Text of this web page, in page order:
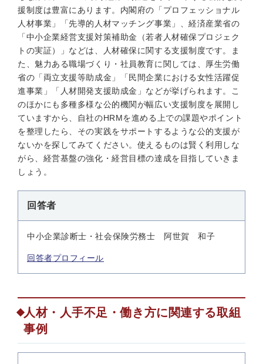
援制度は豊富にあります。内閣府の「プロフェッショナル
人材事業」「先導的人材マッチング事業」、経済産業省の
「中小企業経営支援対策補助金（若者人材確保プロジェク
トの実証）」などは、人材確保に関する支援制度です。ま
た、魅力ある職場づくり・社員教育に関しては、厚生労働
省の「両立支援等助成金」「民間企業における女性活躍促
進事業」「人材開発支援助成金」などが挙げられます。こ
のほかにも多種多様な公的機関が幅広い支援制度を展開し
ていますから、自社のHRMを進める上での課題やポイント
を整理したら、その実践をサポートするような公的支援が
ないかを探してみてください。使えるものは賢く利用しな
がら、経営基盤の強化・経営目標の達成を目指していきま
しょう。
回答者
中小企業診断士・社会保険労務士 阿世賀 和子
回答者プロフィール
人材・人手不足・働き方に関連する取組
事例